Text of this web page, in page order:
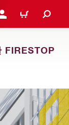
인 또는 회원가입
장바구니
FIRESTOP